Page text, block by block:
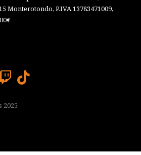
Monterotondo, P.IVA 13783471009,